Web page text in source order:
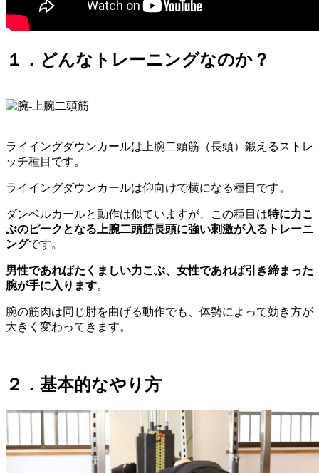
１．どんなトレーニングなのか？
ライイングダウンカールは上腕二頭筋（長頭）鍛えるストレ
ッチ種目です。
ライイングダウンカールは仰向けで横になる種目です。
ダンベルカールと動作は似ていますが、この種目は特に力こ
ぶのピークとなる上腕二頭筋長頭に強い刺激が入るトレーニ
ングです。
男性であればたくましい力こぶ、女性であれば引き締まった
腕が手に入ります。
腕の筋肉は同じ肘を曲げる動作でも、体勢によって効き方が
大きく変わってきます。
２．基本的なやり方